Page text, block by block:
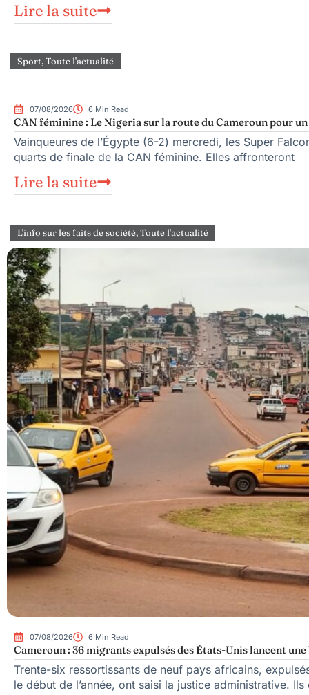
Lire la suite
Sport,Toute l'actualité
07/08/2026 6 Min Read
CAN féminine : Le Nigeria sur la route du Cameroun pour
Vainqueures de l’Égypte (6-2) mercredi, les Super
quarts de finale de la CAN féminine. Elles affronteront
Lire la suite
L'info sur les faits de société,Toute l'actualité
07/08/2026 6 Min Read
Cameroun : 36 migrants expulsés des États-Unis lancent
Trente-six ressortissants de neuf pays africains,
le début de l’année, ont saisi la justice administrative. Ils